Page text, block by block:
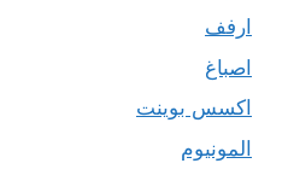
ارفف
اصباغ
اكسس بوينت
المونيوم